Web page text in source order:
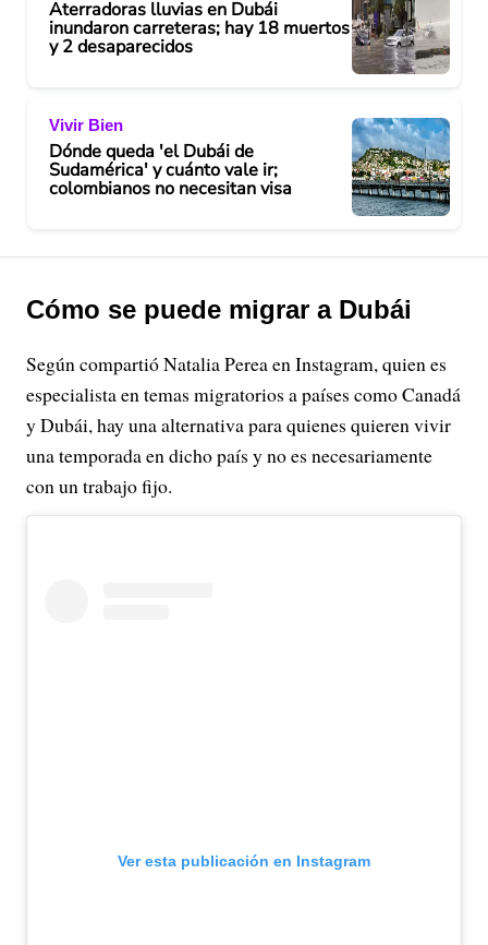
Aterradoras lluvias en Dubái
inundaron carreteras; hay 18 muertos
y 2 desaparecidos
Vivir Bien
Dónde queda 'el Dubái de
Sudamérica' y cuánto vale ir;
colombianos no necesitan visa
Cómo se puede migrar a Dubái
Según compartió Natalia Perea en Instagram, quien es
especialista en temas migratorios a países como Canadá
y Dubái, hay una alternativa para quienes quieren vivir
una temporada en dicho país y no es necesariamente
con un trabajo fijo.
Ver esta publicación en Instagram